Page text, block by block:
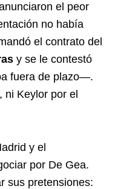
el peor
no había
el contrato del
y se le contestó
fuera de plazo—.
ni Keylor por el
y el
por De Gea.
sus pretensiones: